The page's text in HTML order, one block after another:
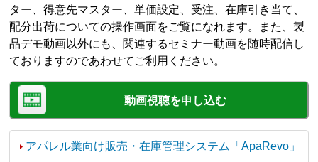
ター、得意先マスター、単価設定、受注、在庫引き当て、
配分出荷についての操作画面をご覧になれます。また、製
品デモ動画以外にも、関連するセミナー動画を随時配信し
ておりますのであわせてご利用ください。
動画視聴を申し込む
アパレル業向け販売・在庫管理システム「ApaRevo」